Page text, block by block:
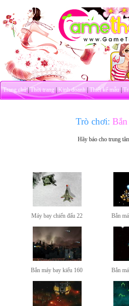
Trang chủ|Thời trang|Kinh doanh|Thiết kế mẫu|
Trò chơi:
Hãy báo cho trung
Máy bay chiến đấu 22 Bắn
Bắn máy bay kiểu 160 Bắn